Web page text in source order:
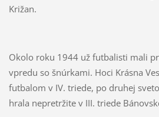
Križan.
Okolo roku 1944 už futbalisti mali
vpredu so šnúrkami. Hoci Krásna
futbalom v IV. triede, po druhej
hrala nepretržite v III. triede